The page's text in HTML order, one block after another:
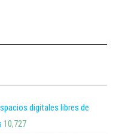
digitales libres de
10,727